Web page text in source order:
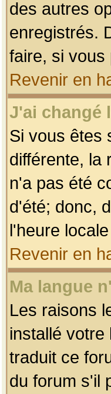
des autres
enregistrés.
faire, si vous
Revenir en
J'ai changé
Si vous êtes
différente, la
n'a pas été
d'été; donc,
l'heure
Revenir en
Ma langue
Les raisons
installé
traduit ce
du forum s'il